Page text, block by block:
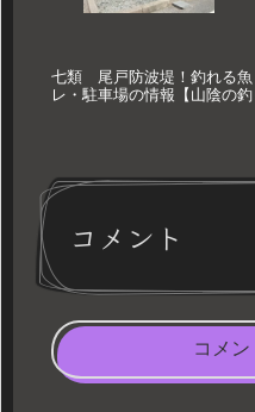
七類 尾戸防波堤！釣れる魚
レ・駐車場の情報【山陰の釣
コメント
コメ